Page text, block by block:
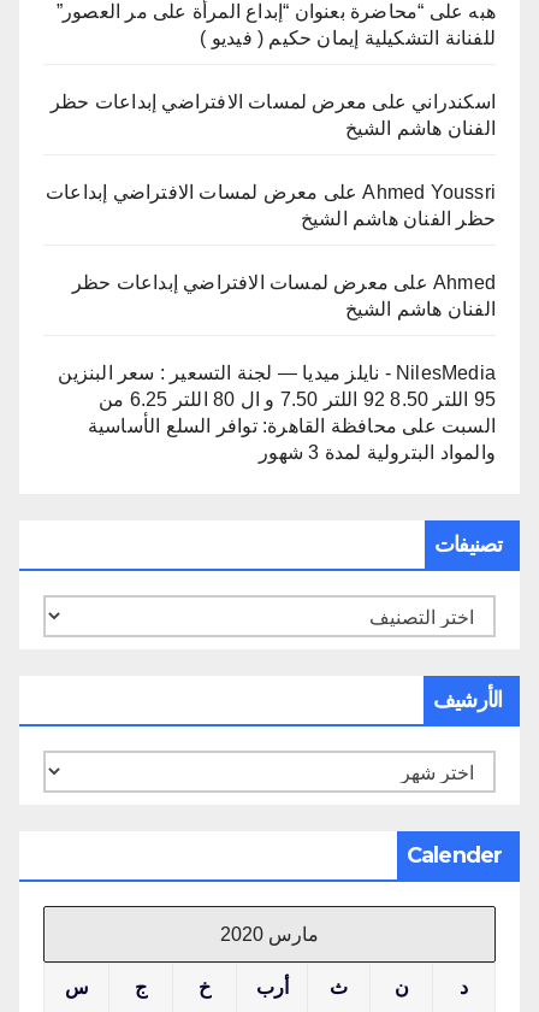
هبه على “محاضرة بعنوان “إبداع المرأة على مر العصور”
للفنانة التشكيلية إيمان حكيم ( فيديو )
اسكندراني على معرض لمسات الافتراضي إبداعات حظر
الفنان هاشم الشيخ
Ahmed Youssriعلى معرض لمسات الافتراضي إبداعات
حظر الفنان هاشم الشيخ
Ahmed على معرض لمسات الافتراضي إبداعات حظر
الفنان هاشم الشيخ
NilesMedia - نايلز ميديا — لجنة التسعير : سعر البنزين
95 اللتر 8.50 92 اللتر 7.50 و ال 80 اللتر 6.25 من
السبت على محافظة القاهرة: توافر السلع الأساسية
والمواد البترولية لمدة 3 شهور
تصنيفات
تصنيفات
الأرشيف
الأرشيف
Calender
مارس 2020
د ن ث أرب خ ج س